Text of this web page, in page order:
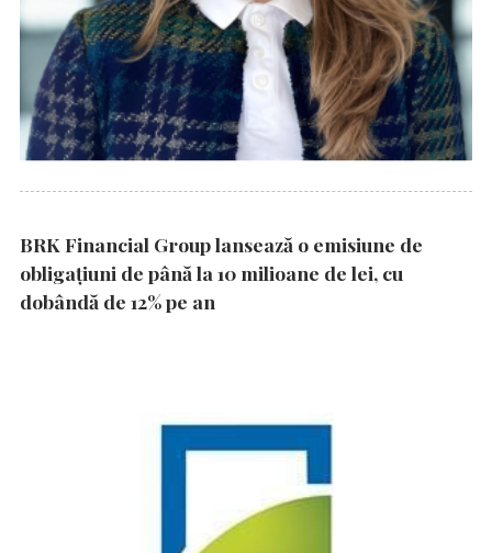
BRK Financial Group lansează o emisiune de
obligațiuni de până la 10 milioane de lei, cu
dobândă de 12% pe an